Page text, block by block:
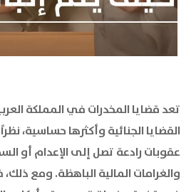
تعد قضايا المخدرات في المملكة
القضايا الجنائية وأكثرها حساسية،
عقوبات رادعة تصل إلى الإعدام أو
والغرامات المالية الباهظة. ومع